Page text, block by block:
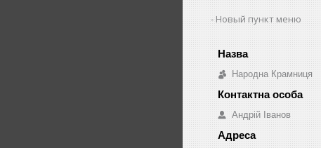
Новый пункт меню
Народна Крамниця
Андрій Іванов